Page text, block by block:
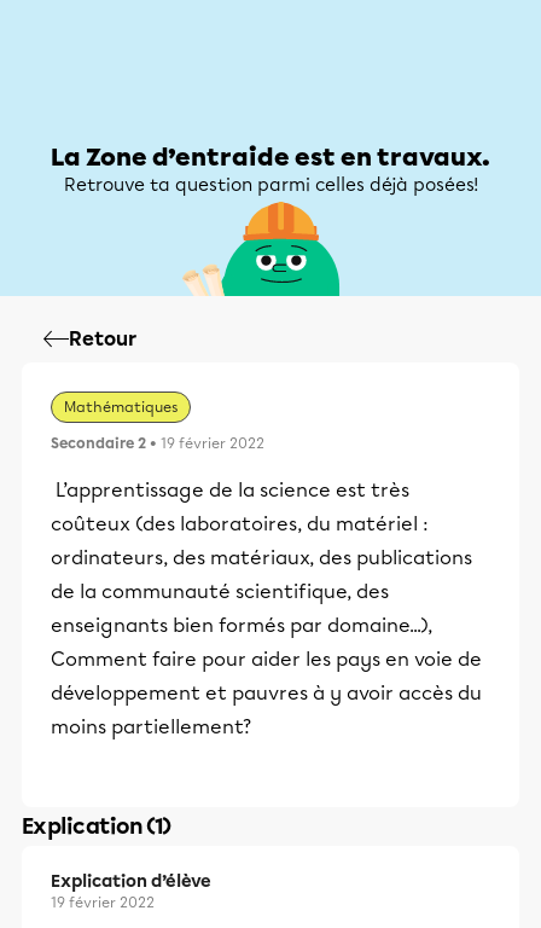
La Zone d’entraide est en travaux.
Retrouve ta question parmi celles déjà posées!
Retour
Mathématiques
Secondaire 2 • 19 février 2022
L’apprentissage de la science est très
coûteux (des laboratoires, du matériel :
ordinateurs, des matériaux, des publications
de la communauté scientifique, des
enseignants bien formés par domaine...),
Comment faire pour aider les pays en voie de
développement et pauvres à y avoir accès du
moins partiellement?
Explication (1)
Explication d’élève
19 février 2022